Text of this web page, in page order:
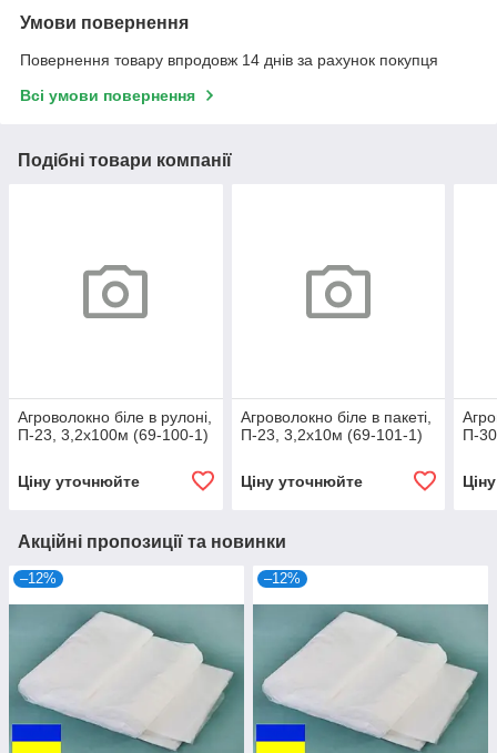
Умови повернення
Повернення товару впродовж 14 днів за рахунок покупця
Всі умови повернення
Подібні товари компанії
Агроволокно біле в рулоні,
П-23, 3,2х100м (69-100-1)
Ціну уточнюйте
Агроволокно біле в пакеті,
П-23, 3,2х10м (69-101-1)
Ціну уточнюйте
П-
Акційні пропозиції та новинки
–12% –12%